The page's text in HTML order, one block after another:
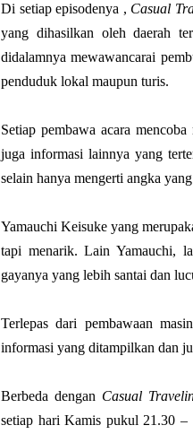
Di setiap episodenya , Casual
yang dihasilkan oleh daerah
didalamnya mewawancarai
penduduk lokal maupun turis.
Setiap pembawa acara
juga informasi lainnya yang
selain hanya mengerti angka
Yamauchi Keisuke yang
tapi menarik. Lain Yamauchi,
gayanya yang lebih santai dan
Terlepas dari pembawaan
informasi yang ditampilkan dan
Berbeda dengan Casual
setiap hari Kamis pukul 21.30 –